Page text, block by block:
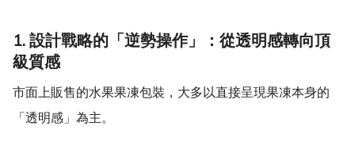
1. 設計戰略的「逆勢操作」：從透明感轉向頂
級質感
市面上販售的水果果凍包裝，大多以直接呈現果凍本身的
「透明感」為主。